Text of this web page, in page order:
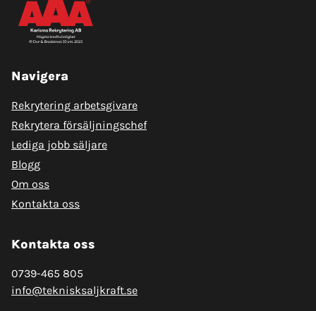
Navigera
Rekrytering arbetsgivare
Rekrytera försäljningschef
Lediga jobb säljare
Blogg
Om oss
Kontakta oss
Kontakta oss
0739-465 805
info@teknisksaljkraft.se